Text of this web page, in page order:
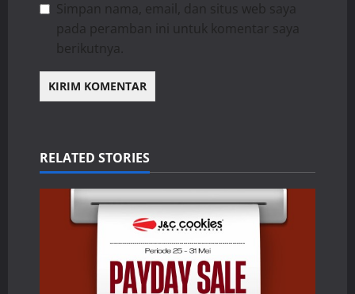
Simpan nama, email, dan situs web saya
pada peramban ini untuk komentar saya
berikutnya.
RELATED STORIES